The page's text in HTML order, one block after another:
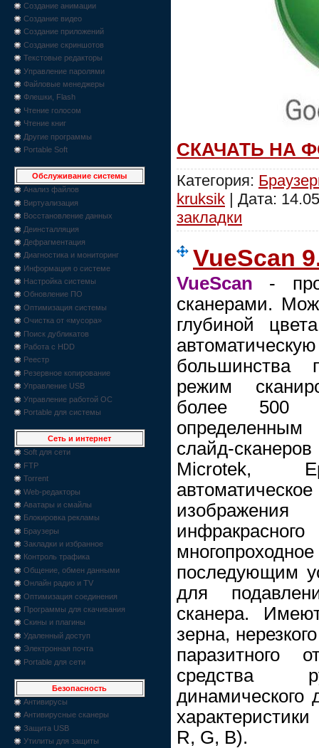
Создание анимации
Создание видео
Создание приложений
Создание скриншотов
Текстовые редакторы
Управление паролями
Файловые менеджеры
Флешки, Flash
Чтение голосом
Чтение книг
Другие программы
Portable Soft
Обслуживание системы
Анализ файлов
Виртуализация
Восстановление данных
Деинсталляция
Дефрагментация
Диагностика и мониторинг
Информация о системе
Настройка системы
Обновление ПО
Оптимизация системы
Очистка от «мусора»
Поиск дубликатов
Работа с HDD
Реестр
Резервное копирование
Управление USB
Управление работой ОС
Portable для системы
Сеть и интернет
Soft для сети
FTP
Torrent
Web-редакторы
Аватары и смайлы
Блокировка рекламы
Браузеры
Закладки и избранное
Контроль трафика
Общение, обмен данными
Онлайн радио и TV
Оптимизация соединения
Программы для скачивания
Скины и плагины
Удаленный доступ
Электронная почта
Portable для сети
Безопасность
Антивирусы
Антивирусные сканеры
Защита USB
Утилиты для защиты
СКАЧАТЬ НА
Категория:
kruksik | Дата:
закладки
VueScan
VueScan -
сканерами.
глубиной
большинства
режим
более 500
слайд-
Microtek,
последующим
для
сканера.
зерна,
паразитного
средства
динамического
R, G, B).